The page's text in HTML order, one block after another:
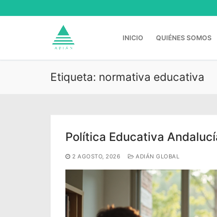
al
INICIO QUIÉNES SOMOS
Inicio
Etiqueta: normativa educativa
Política Educativa
2 AGOSTO, 2026 ADIÁN GLOBAL